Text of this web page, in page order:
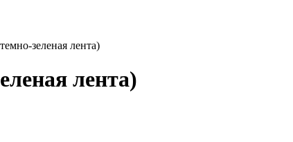
зеленая лента)
лента)